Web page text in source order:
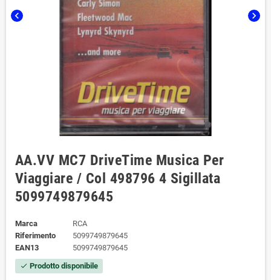
chevron_left chevron_right
AA.VV MC7 DriveTime Musica Per
Viaggiare / Col 498796 4 Sigillata
5099749879645
Marca
RCA
Riferimento
5099749879645
EAN13
5099749879645
check Prodotto disponibile